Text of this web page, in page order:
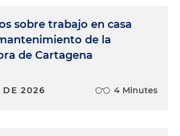
sobre trabajo en casa
de la
de Cartagena
DE 2026 4 Minutes